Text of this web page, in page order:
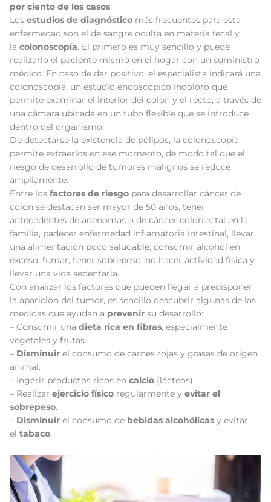
por ciento de los casos.
Los estudios de diagnóstico más frecuentes para esta
enfermedad son el de sangre oculta en materia fecal y
la colonoscopía. El primero es muy sencillo y puede
realizarlo el paciente mismo en el hogar con un suministro
médico. En caso de dar positivo, el especialista indicará una
colonoscopía, un estudio endoscópico indoloro que
permite examinar el interior del colon y el recto, a través de
una cámara ubicada en un tubo flexible que se introduce
dentro del organismo.
De detectarse la existencia de pólipos, la colonoscopía
permite extraerlos en ese momento, de modo tal que el
riesgo de desarrollo de tumores malignos se reduce
ampliamente.
Entre los factores de riesgo para desarrollar cáncer de
colon se destacan ser mayor de 50 años, tener
antecedentes de adenomas o de cáncer colorrectal en la
familia, padecer enfermedad inflamatoria intestinal, llevar
una alimentación poco saludable, consumir alcohol en
exceso, fumar, tener sobrepeso, no hacer actividad física y
llevar una vida sedentaria.
Con analizar los factores que pueden llegar a predisponer
la aparición del tumor, es sencillo descubrir algunas de las
medidas que ayudan a prevenir su desarrollo:
– Consumir una dieta rica en fibras, especialmente
vegetales y frutas.
– Disminuir el consumo de carnes rojas y grasas de origen
animal.
– Ingerir productos ricos en calcio (lácteos).
– Realizar ejercicio físico regularmente y evitar el
sobrepeso.
– Disminuir el consumo de bebidas alcohólicas y evitar
el tabaco.